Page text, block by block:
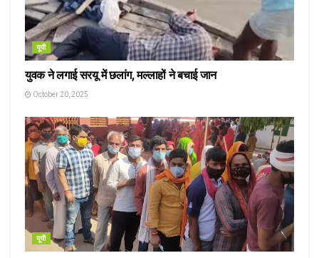
यूपी
युवक ने लगाई सरयू में छलांग, मल्लाहों ने बचाई जान
October 20, 2025
यूपी